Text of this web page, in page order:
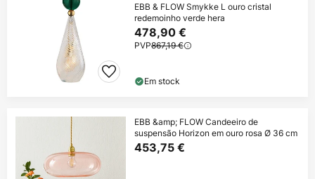
EBB & FLOW Smykke L ouro cristal
redemoinho verde hera
478,90 €
PVP867,19 €
Em stock
EBB &amp; FLOW Candeeiro de
suspensão Horizon em ouro rosa Ø 36 cm
453,75 €